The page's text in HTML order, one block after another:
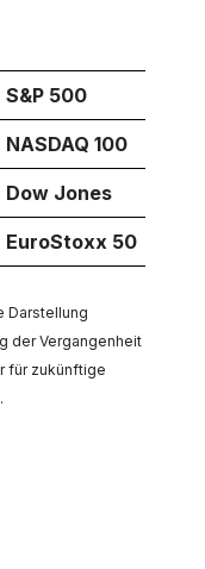
S&P 500
NASDAQ 100
Dow Jones
EuroStoxx 50
Darstellung
der Vergangenheit
für zukünftige